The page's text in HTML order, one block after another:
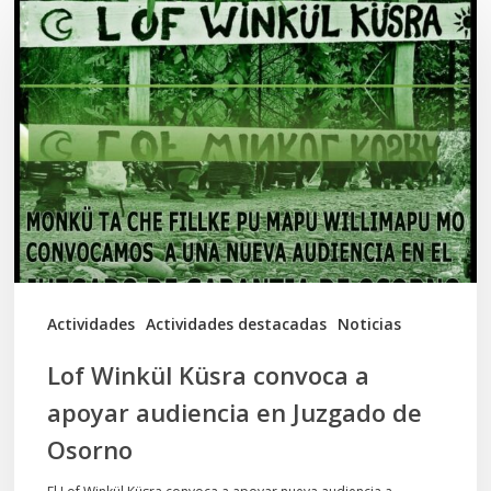
Actividades Actividades destacadas Noticias
Winkül
Küsra
convoca
a
apoyar
audiencia
en
Juzgado
Lof Winkül Küsra convoca a
apoyar audiencia en Juzgado de
Osorno